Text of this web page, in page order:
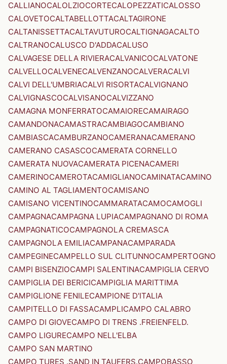
CALLIANOCALOLZIOCORTECALOPEZZATICALOSSO
CALOVETOCALTABELLOTTACALTAGIRONE
CALTANISSETTACALTAVUTUROCALTIGNAGACALTO
CALTRANOCALUSCO D'ADDACALUSO
CALVAGESE DELLA RIVIERACALVANICOCALVATONE
CALVELLOCALVENECALVENZANOCALVERACALVI
CALVI DELL'UMBRIACALVI RISORTACALVIGNANO
CALVIGNASCOCALVISANOCALVIZZANO
CAMAGNA MONFERRATOCAMAIORECAMAIRAGO
CAMANDONACAMASTRACAMBIAGOCAMBIANO
CAMBIASCACAMBURZANOCAMERANACAMERANO
CAMERANO CASASCOCAMERATA CORNELLO
CAMERATA NUOVACAMERATA PICENACAMERI
CAMERINOCAMEROTACAMIGLIANOCAMINATACAMINO
CAMINO AL TAGLIAMENTOCAMISANO
CAMISANO VICENTINOCAMMARATACAMOCAMOGLI
CAMPAGNACAMPAGNA LUPIACAMPAGNANO DI ROMA
CAMPAGNATICOCAMPAGNOLA CREMASCA
CAMPAGNOLA EMILIACAMPANACAMPARADA
CAMPEGINECAMPELLO SUL CLITUNNOCAMPERTOGNO
CAMPI BISENZIOCAMPI SALENTINACAMPIGLIA CERVO
CAMPIGLIA DEI BERICICAMPIGLIA MARITTIMA
CAMPIGLIONE FENILECAMPIONE D'ITALIA
CAMPITELLO DI FASSACAMPLICAMPO CALABRO
CAMPO DI GIOVECAMPO DI TRENS .FREIENFELD.
CAMPO LIGURECAMPO NELL'ELBA
CAMPO SAN MARTINO
CAMPO TURES .SAND IN TAUFERS.CAMPOBASSO